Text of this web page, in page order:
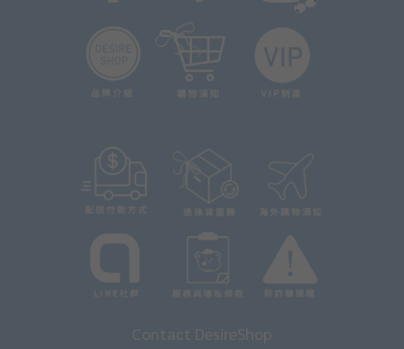
Contact DesireShop